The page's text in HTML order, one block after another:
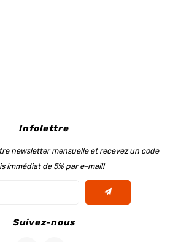
Infolettre
newsletter mensuelle et recevez un code
immédiat de 5% par e-mail!
Suivez-nous